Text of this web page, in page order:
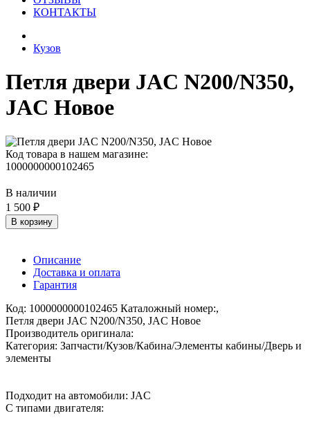
КОНТАКТЫ
Кузов
Петля двери JAC N200/N350,
JAC Новое
Код товара в нашем магазине:
1000000000102465
В наличии
1 500 ₽
В корзину
Описание
Доставка и оплата
Гарантия
Код: 1000000000102465 Каталожный номер:,
Петля двери JAC N200/N350, JAC Новое
Производитель оригинала:
Категория: Запчасти/Кузов/Кабина/Элементы кабины/Дверь и
элементы
Подходит на автомобили: JAC
С типами двигателя: